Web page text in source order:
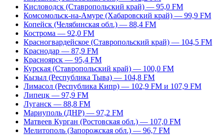
Кисловодск (Ставропольский край) — 95,0 FM
Комсомольск-на-Амуре (Хабаровский край) — 99,9 FM
Копейск (Челябинская обл.) — 88,4 FM
Кострома — 92,0 FM
Красногвардейское (Ставропольский край) — 104,5 FM
Краснодар — 87,9 FM
Красноярск — 95,4 FM
Курская (Ставропольский край) — 100,0 FM
Кызыл (Республика Тыва) — 104,8 FM
Лимасол (Республика Кипр) — 102,9 FM и 107,9 FM
Липецк — 97,9 FM
Луганск — 88,8 FM
Мариуполь (ДНР) — 97,2 FM
Матвеев Курган (Ростовская обл.) — 107,0 FM
Мелитополь (Запорожская обл.) — 96,7 FM